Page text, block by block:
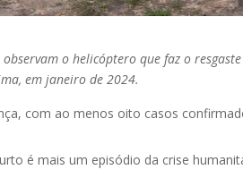
o helicóptero que faz o
em janeiro de 2024.
com ao menos oito casos
é mais um episódio da crise